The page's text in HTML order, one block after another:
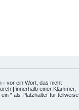
- vor ein Wort, das nicht
| innerhalb einer Klammer,
* als Platzhalter für teilweise